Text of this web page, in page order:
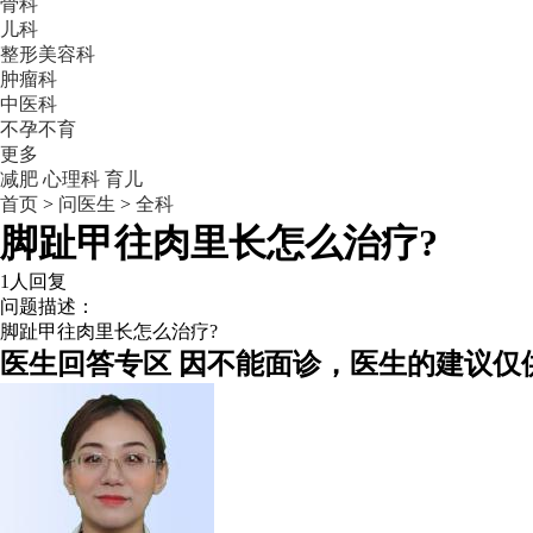
骨科
儿科
整形美容科
肿瘤科
中医科
不孕不育
更多
减肥 心理科 育儿
首页 > 问医生 > 全科
脚趾甲往肉里长怎么治疗?
1人回复
问题描述：
脚趾甲往肉里长怎么治疗?
医生回答专区 因不能面诊，医生的建议仅